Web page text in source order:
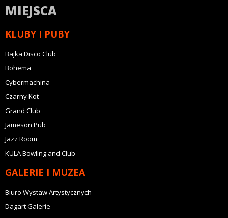
MIEJSCA
KLUBY I PUBY
Bajka Disco Club
Bohema
Cybermachina
Czarny Kot
Grand Club
Jameson Pub
Jazz Room
KULA Bowling and Club
GALERIE I MUZEA
Biuro Wystaw Artystycznych
Dagart Galerie